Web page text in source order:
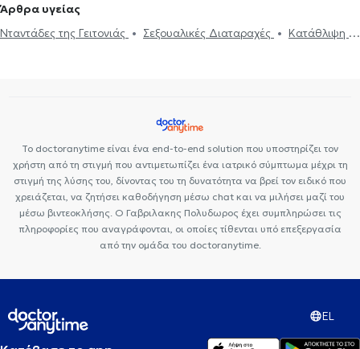
συνταγογράφηση
Νταντάδες της Γειτονιάς
Κατάθλιψη
Λακανική ψυχανάλυση
Άρθρα υγείας
Νταντάδες της Γειτονιάς
Σεξουαλικές Διαταραχές
Κατάθλιψη
Το doctoranytime είναι ένα end-to-end solution που υποστηρίζει τον
χρήστη από τη στιγμή που αντιμετωπίζει ένα ιατρικό σύμπτωμα μέχρι τη
στιγμή της λύσης του, δίνοντας του τη δυνατότητα να βρεί τον ειδικό που
χρειάζεται, να ζητήσει καθοδήγηση μέσω chat και να μιλήσει μαζί του
μέσω βιντεοκλήσης. Ο Γαβριλακης Πολυδωρος έχει συμπληρώσει τις
πληροφορίες που αναγράφονται, οι οποίες τίθενται υπό επεξεργασία
από την ομάδα του doctoranytime.
EL